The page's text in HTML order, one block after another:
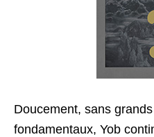
Doucement, sans
fondamentaux, Yob